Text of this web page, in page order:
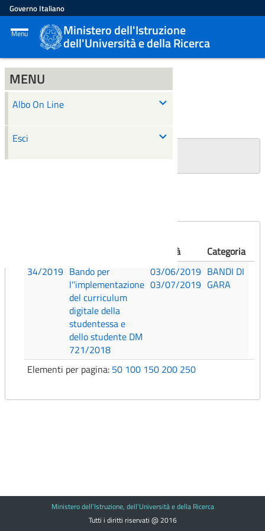
Governo Italiano
Menu Ministero dell'Istruzione
dell'Università e della Ricerca
MENU
Albo On Line
Esci
ALBO ON LINE
Ricerca
Validità
Categoria
34/2019 Bando per
l''implementazione
del curriculum
digitale della
studentessa e
dello studente DM
721/2018
03/06/2019
03/07/2019
BANDI DI
GARA
Elementi per pagina: 50 100 150 200 250
Ministero dell'Istruzione, dell'Università e della Ricerca
Tutti i diritti riservati @ 2016